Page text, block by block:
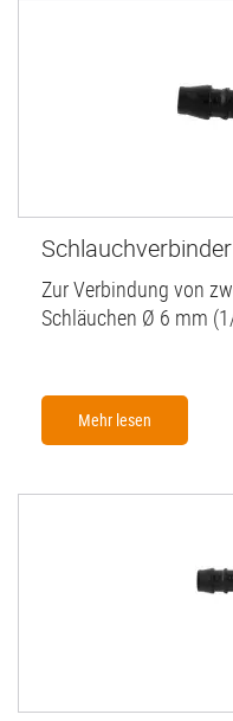
Zur Verbindung von
Schläuchen Ø 6 mm
Mehr lesen